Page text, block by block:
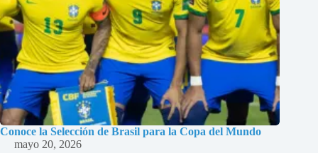
Conoce la Selección de Brasil para la Copa del Mundo
mayo 20, 2026